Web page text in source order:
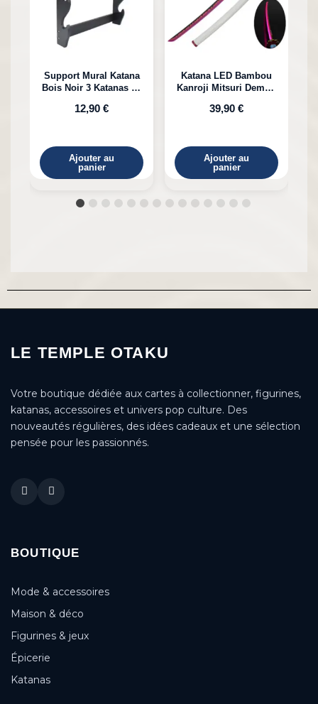
Support Mural Katana
Bois Noir 3 Katanas en
12,90 €
Ajouter au
panier
Katana LED Bambou
Kanroji Mitsuri Demon
39,90 €
Ajouter au
panier
LE TEMPLE OTAKU
Votre boutique dédiée aux cartes à collectionner, figurines,
katanas, accessoires et univers pop culture. Des
nouveautés régulières, des idées cadeaux et une sélection
pensée pour les passionnés.
BOUTIQUE
Mode & accessoires
Maison & déco
Figurines & jeux
Épicerie
Katanas